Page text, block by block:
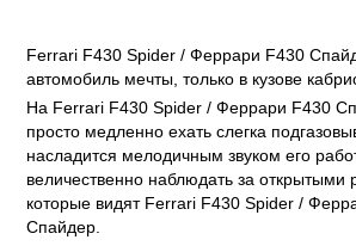
Ferrari F430 Spider / Феррари F430
автомобиль мечты, только в кузове
На Ferrari F430 Spider / Феррари F430
просто медленно ехать слегка
насладится мелодичным звуком его
величественно наблюдать за открытыми
которые видят Ferrari F430 Spider /
Спайдер.